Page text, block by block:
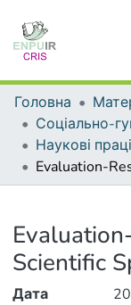
Головна
Scientific
Дата